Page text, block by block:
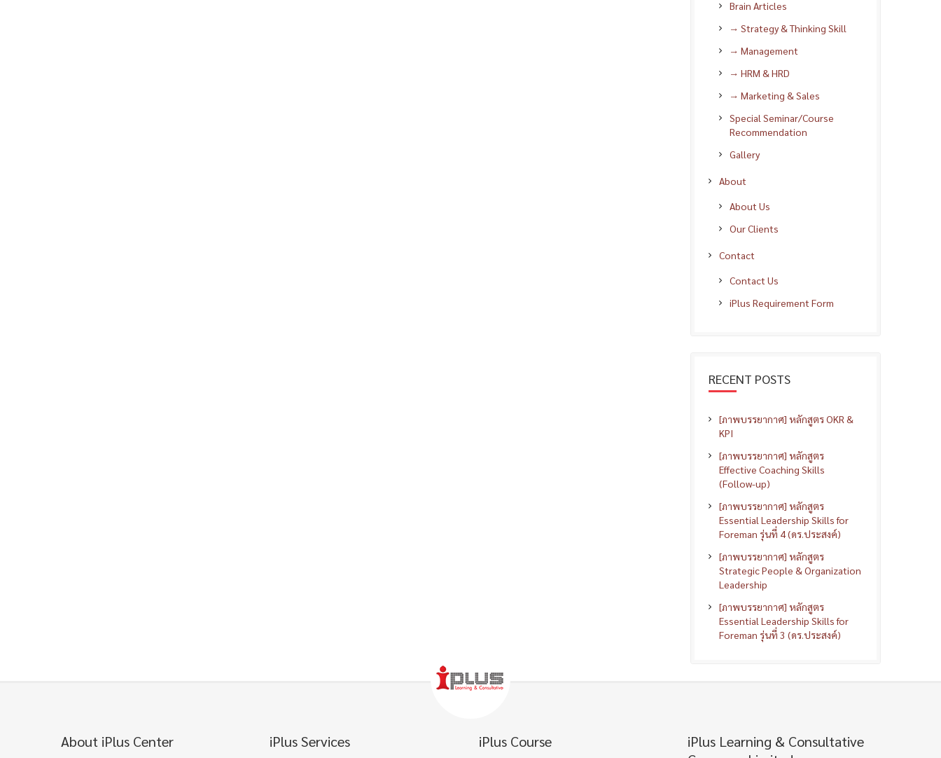
Brain Articles
→ Strategy & Thinking Skill
→ Management
→ HRM & HRD
→ Marketing & Sales
Special Seminar/Course
Recommendation
Gallery
About
About Us
Our Clients
Contact
Contact Us
iPlus Requirement Form
RECENT POSTS
[ภาพบรรยากาศ] หลักสูตร OKR &
KPI
[ภาพบรรยากาศ] หลักสูตร
Effective Coaching Skills
(Follow-up)
[ภาพบรรยากาศ] หลักสูตร
Essential Leadership Skills for
Foreman รุ่นที่ 4 (ดร.ประสงค์)
[ภาพบรรยากาศ] หลักสูตร
Strategic People & Organization
Leadership
[ภาพบรรยากาศ] หลักสูตร
Essential Leadership Skills for
Foreman รุ่นที่ 3 (ดร.ประสงค์)
About iPlus Center iPlus Services iPlus Course
iPlus Learning & Consultative